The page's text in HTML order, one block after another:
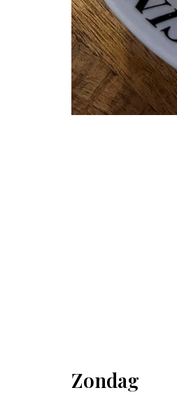
Zondag